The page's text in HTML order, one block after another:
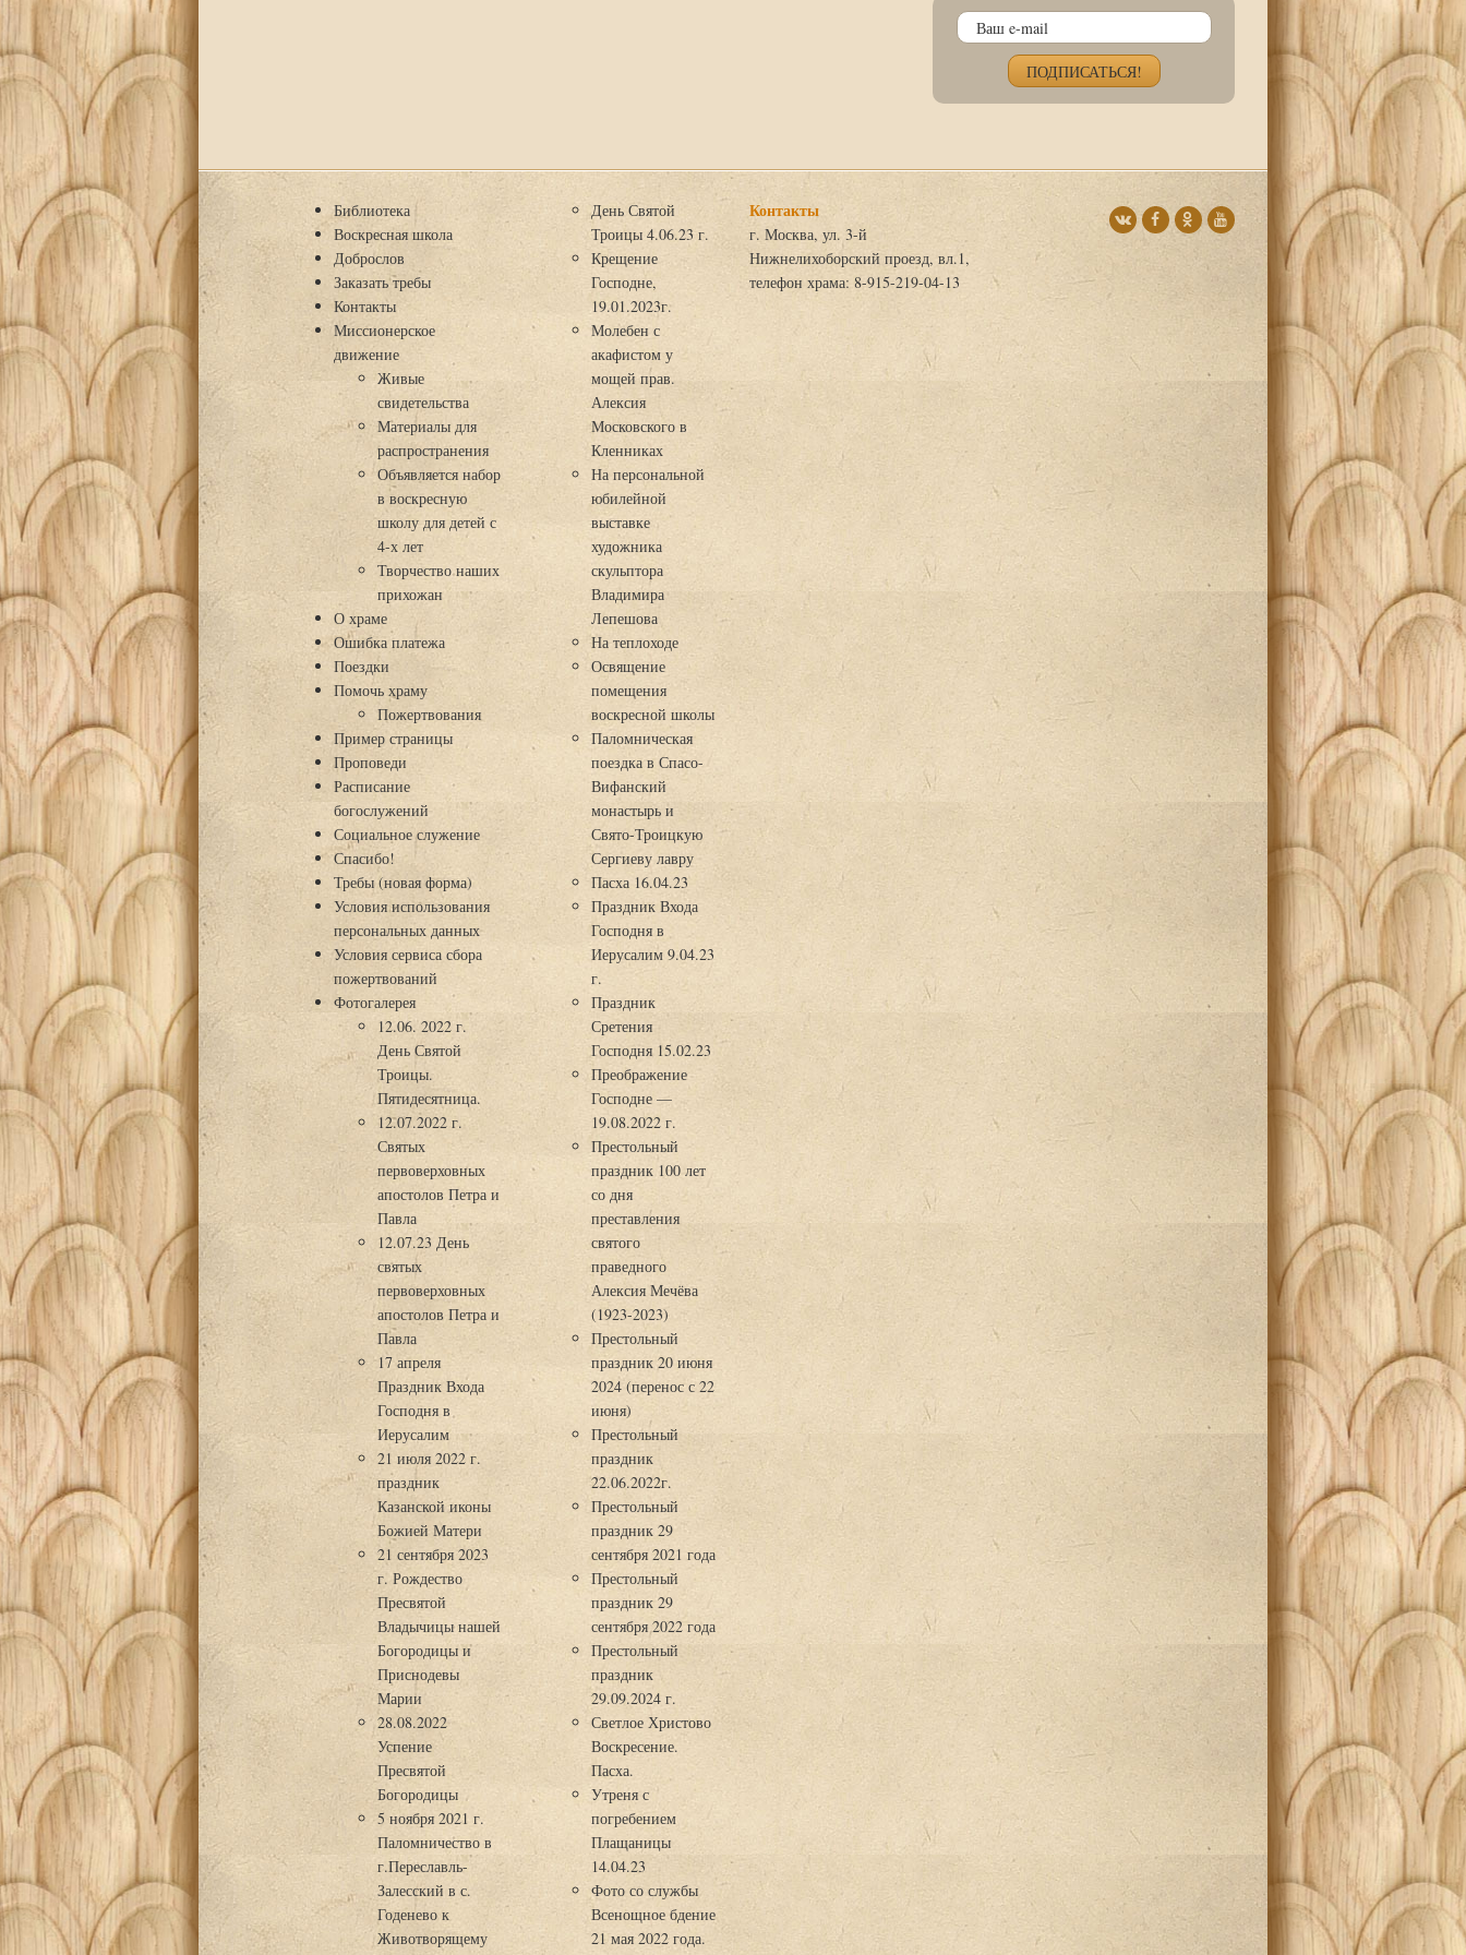
Библиотека
Воскресная школа
Доброслов
Заказать требы
Контакты
Миссионерское
движение
Живые
свидетельства
Материалы для
распространения
Объявляется набор
в воскресную
школу для детей с
4-х лет
Творчество наших
прихожан
О храме
Ошибка платежа
Поездки
Помочь храму
Пожертвования
Пример страницы
Проповеди
Расписание
богослужений
Социальное служение
Спасибо!
Требы (новая форма)
Условия использования
персональных данных
Условия сервиса сбора
пожертвований
Фотогалерея
12.06. 2022 г.
День Святой
Троицы.
Пятидесятница.
12.07.2022 г.
Святых
первоверховных
апостолов Петра и
Павла
12.07.23 День
святых
первоверховных
апостолов Петра и
Павла
17 апреля
Праздник Входа
Господня в
Иерусалим
21 июля 2022 г.
праздник
Казанской иконы
Божией Матери
21 сентября 2023
г. Рождество
Пресвятой
Владычицы нашей
Богородицы и
Приснодевы
Марии
28.08.2022
Успение
Пресвятой
Богородицы
5 ноября 2021 г.
Паломничество в
г.Переславль-
Залесский в с.
Годенево к
Животворящему
День Святой
Троицы 4.06.23 г.
Крещение
Господне,
19.01.2023г.
Молебен с
акафистом у
мощей прав.
Алексия
Московского в
Кленниках
На персональной
юбилейной
выставке
художника
скульптора
Владимира
Лепешова
На теплоходе
Освящение
помещения
воскресной школы
Паломническая
поездка в Спасо-
Вифанский
монастырь и
Свято-Троицкую
Сергиеву лавру
Пасха 16.04.23
Праздник Входа
Господня в
Иерусалим 9.04.23
г.
Праздник
Сретения
Господня 15.02.23
Преображение
Господне —
19.08.2022 г.
Престольный
праздник 100 лет
со дня
преставления
святого
праведного
Алексия Мечёва
(1923-2023)
Престольный
праздник 20 июня
2024 (перенос с 22
июня)
Престольный
праздник
22.06.2022г.
Престольный
праздник 29
сентября 2021 года
Престольный
праздник 29
сентября 2022 года
Престольный
праздник
29.09.2024 г.
Светлое Христово
Воскресение.
Пасха.
Утреня с
погребением
Плащаницы
14.04.23
Фото со службы
Всенощное бдение
21 мая 2022 года.
Контакты
г. Москва, ул. 3-й
Нижнелихоборский проезд, вл.1,
телефон храма: 8-915-219-04-13